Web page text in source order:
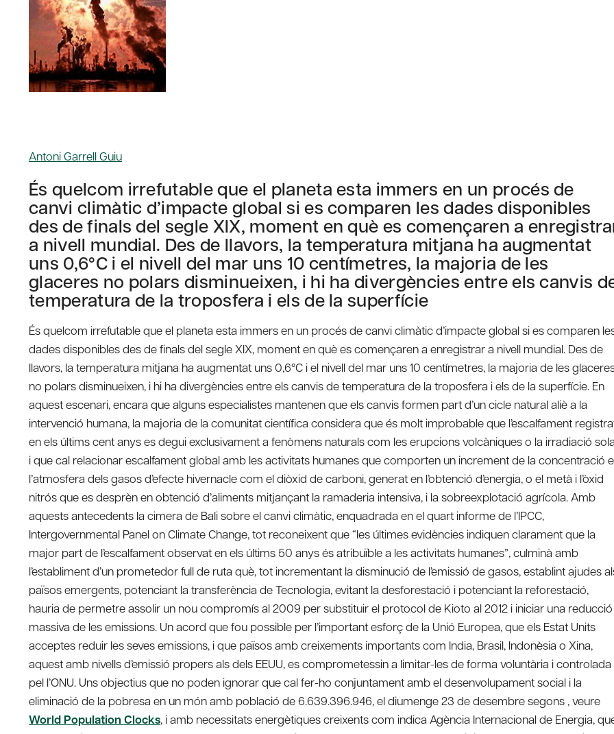
Antoni Garrell Guiu
És quelcom irrefutable que el planeta esta immers en un procés de
canvi climàtic d’impacte global si es comparen les dades disponibles
des de finals del segle XIX, moment en què es començaren a
a nivell mundial. Des de llavors, la temperatura mitjana ha augmentat
uns 0,6°C i el nivell del mar uns 10 centímetres, la majoria de les
glaceres no polars disminueixen, i hi ha divergències entre els canvis
temperatura de la troposfera i els de la superfície
És quelcom irrefutable que el planeta esta immers en un procés de canvi climàtic d’impacte global si es comparen
dades disponibles des de finals del segle XIX, moment en què es començaren a enregistrar a nivell mundial. Des de
llavors, la temperatura mitjana ha augmentat uns 0,6°C i el nivell del mar uns 10 centímetres, la majoria de les
no polars disminueixen, i hi ha divergències entre els canvis de temperatura de la troposfera i els de la superfície. En
aquest escenari, encara que alguns especialistes mantenen que els canvis formen part d’un cicle natural aliè a la
intervenció humana, la majoria de la comunitat científica considera que és molt improbable que l’escalfament
en els últims cent anys es degui exclusivament a fenòmens naturals com les erupcions volcàniques o la irradiació
i que cal relacionar escalfament global amb les activitats humanes que comporten un increment de la concentració
l’atmosfera dels gasos d’efecte hivernacle com el diòxid de carboni, generat en l’obtenció d’energia, o el metà i l’òxid
nitrós que es desprèn en obtenció d’aliments mitjançant la ramaderia intensiva, i la sobreexplotació agrícola. Amb
aquests antecedents la cimera de Bali sobre el canvi climàtic, enquadrada en el quart informe de l’IPCC,
Intergovernmental Panel on Climate Change, tot reconeixent que “les últimes evidències indiquen clarament que la
major part de l’escalfament observat en els últims 50 anys és atribuïble a les activitats humanes”, culminà amb
l’establiment d’un prometedor full de ruta què, tot incrementant la disminució de l’emissió de gasos, establint ajudes
països emergents, potenciant la transferència de Tecnologia, evitant la desforestació i potenciant la reforestació,
hauria de permetre assolir un nou compromís al 2009 per substituir el protocol de Kioto al 2012 i iniciar una reducció
massiva de les emissions. Un acord que fou possible per l’important esforç de la Unió Europea, que els Estat Units
acceptes reduir les seves emissions, i que països amb creixements importants com India, Brasil, Indonèsia o Xina,
aquest amb nivells d’emissió propers als dels EEUU, es comprometessin a limitar-les de forma voluntària i controlada
pel l’ONU. Uns objectius que no poden ignorar que cal fer-ho conjuntament amb el desenvolupament social i la
eliminació de la pobresa en un món amb població de 6.639.396.946, el diumenge 23 de desembre segons , veure
World Population Clocks, i amb necessitats energètiques creixents com indica Agència Internacional de Energia,